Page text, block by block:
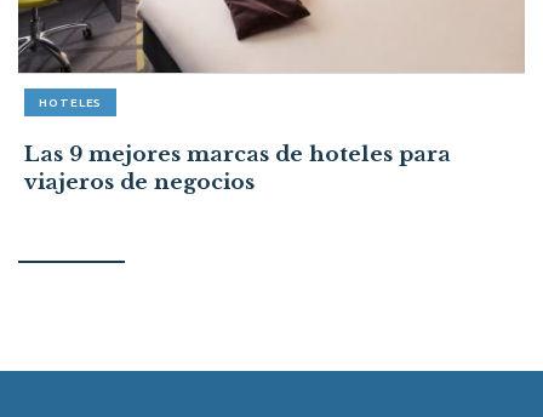
HOTELES
Las 9 mejores marcas de hoteles para
viajeros de negocios